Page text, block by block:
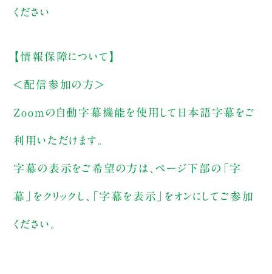
ください
【情報保障について】
＜配信参加の方＞
Zoomの自動字幕機能を使用して日本語字幕をご
利用いただけます。
字幕の表示をご希望の方は、ページ下部の「字
幕」をクリックし、「字幕を表示」をオンにしてご参加
ください。